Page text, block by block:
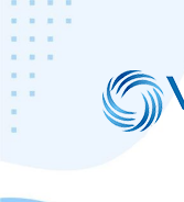
Pular
para
conteúdo